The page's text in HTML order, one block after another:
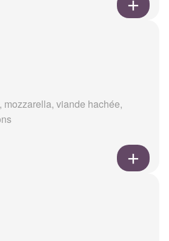
mozzarella, viande hachée,